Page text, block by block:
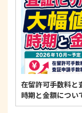
在留許可手数料と
時期と金額につい